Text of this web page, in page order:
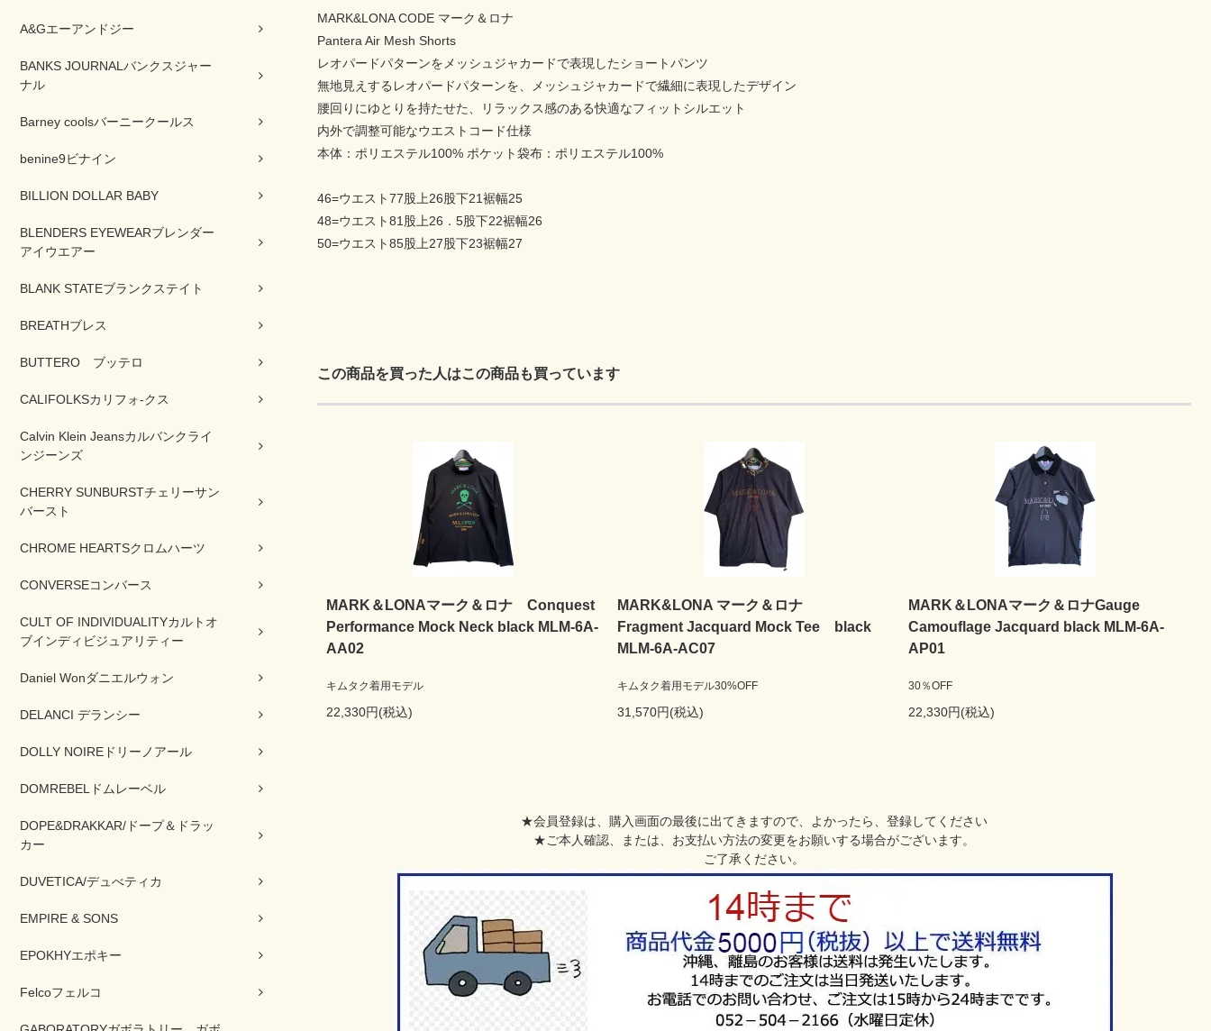
A&Gエーアンドジー
BANKS JOURNALバンクスジャー
ナル
Barney coolsバーニークールス
benine9ビナイン
BILLION DOLLAR BABY
BLENDERS EYEWEARブレンダー
アイウエアー
BLANK STATEブランクステイト
BREATHブレス
BUTTERO ブッテロ
CALIFOLKSカリフォ-クス
Calvin Klein Jeansカルバンクライ
ンジーンズ
CHERRY SUNBURSTチェリーサン
バースト
CHROME HEARTSクロムハーツ
CONVERSEコンバース
CULT OF INDIVIDUALITYカルトオ
ブインディビジュアリティー
Daniel Wonダニエルウォン
DELANCI デランシー
DOLLY NOIREドリーノアール
DOMREBELドムレーベル
DOPE&DRAKKAR/ドープ＆ドラッ
カー
DUVETICA/デュべティカ
EMPIRE & SONS
EPOKHYエポキー
Felcoフェルコ
MARK&LONA CODE マーク＆ロナ
Pantera Air Mesh Shorts
レオパードパターンをメッシュジャカードで表現したショートパンツ
無地見えするレオパードパターンを、メッシュジャカードで繊細に表現したデザイン
腰回りにゆとりを持たせた、リラックス感のある快適なフィットシルエット
内外で調整可能なウエストコード仕様
本体：ポリエステル100% ポケット袋布：ポリエステル100%
46=ウエスト77股上26股下21裾幅25
48=ウエスト81股上26．5股下22裾幅26
50=ウエスト85股上27股下23裾幅27
この商品を買った人はこの商品も買っています
MARK＆LONAマーク＆ロナ Conquest
Performance Mock Neck black MLM-6A-
AA02
キムタク着用モデル
22,330円(税込)
MARK&LONA マーク＆ロナ
Fragment Jacquard Mock Tee black
MLM-6A-AC07
キムタク着用モデル30%OFF
31,570円(税込)
MARK＆LONAマーク＆ロナGauge
Camouflage Jacquard black MLM-6A-
AP01
30％OFF
22,330円(税込)
★会員登録は、購入画面の最後に出てきますので、よかったら、登録してください
★ご本人確認、または、お支払い方法の変更をお願いする場合がございます。
ご了承ください。